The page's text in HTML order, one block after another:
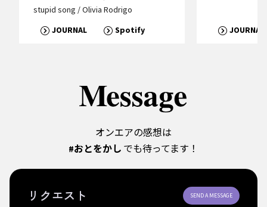
stupid song / Olivia Rodrigo
JOURNAL
Spotify JOURNAL
オンエアの感想は
#おとをかし でも待ってます！
リクエスト SEND A MESSAGE